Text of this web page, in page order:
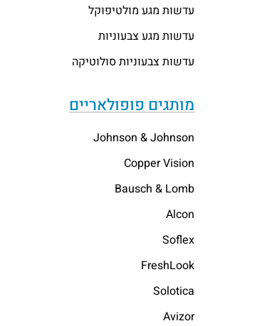
עדשות מגע מולטיפוקל
עדשות מגע צבעוניות
עדשות צבעוניות סולוטיקה
מותגים פופולאריים
Johnson & Johnson
Copper Vision
Bausch & Lomb
Alcon
Soflex
FreshLook
Solotica
Avizor